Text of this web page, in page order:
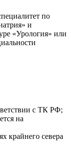
по
и
«Урология» или
с ТК РФ;
на
крайнего севера